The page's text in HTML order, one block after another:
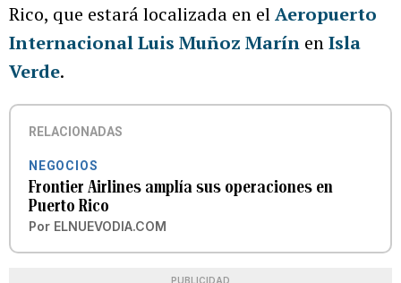
Rico, que estará localizada en elAeropuerto
Internacional Luis Muñoz Marín enIsla
Verde.
RELACIONADAS
NEGOCIOS
Frontier Airlines amplía sus operaciones en
Puerto Rico
Por ELNUEVODIA.COM
PUBLICIDAD